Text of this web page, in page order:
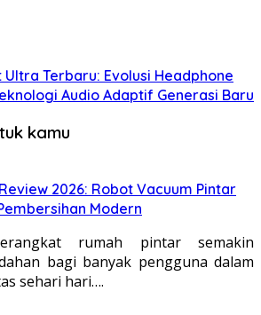
Terbaru: Evolusi Headphone
Audio Adaptif Generasi Baru
kamu
2026: Robot Vacuum Pintar
Modern
rumah pintar semakin
bagi banyak pengguna dalam
sehari hari….